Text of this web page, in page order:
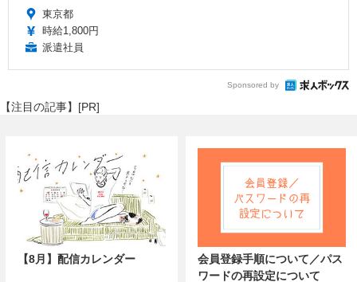
東京都
時給1,800円
派遣社員
Sponsored by
【注目の記事】[PR]
【8月】配信カレンダー
会員登録手順について／パス
ワードの再設定について